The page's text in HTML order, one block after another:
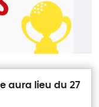
aura lieu du 27